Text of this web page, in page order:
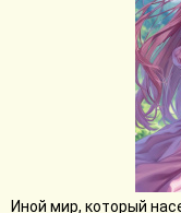
Иной мир, который